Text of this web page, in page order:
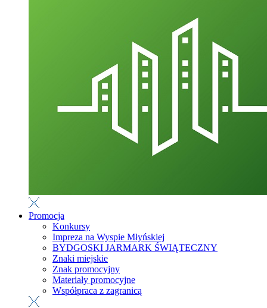
Promocja
Konkursy
Impreza na Wyspie Młyńskiej
BYDGOSKI JARMARK ŚWIĄTECZNY
Znaki miejskie
Znak promocyjny
Materiały promocyjne
Współpraca z zagranicą